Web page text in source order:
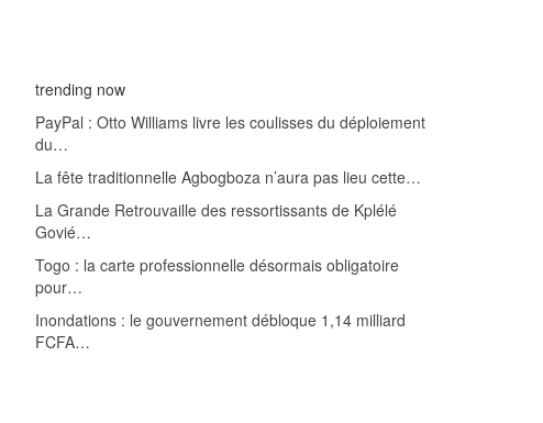
trending now
PayPal : Otto Williams livre les coulisses du déploiement
du…
La fête traditionnelle Agbogboza n’aura pas lieu cette…
La Grande Retrouvaille des ressortissants de Kplélé
Govié…
Togo : la carte professionnelle désormais obligatoire
pour…
Inondations : le gouvernement débloque 1,14 milliard
FCFA…